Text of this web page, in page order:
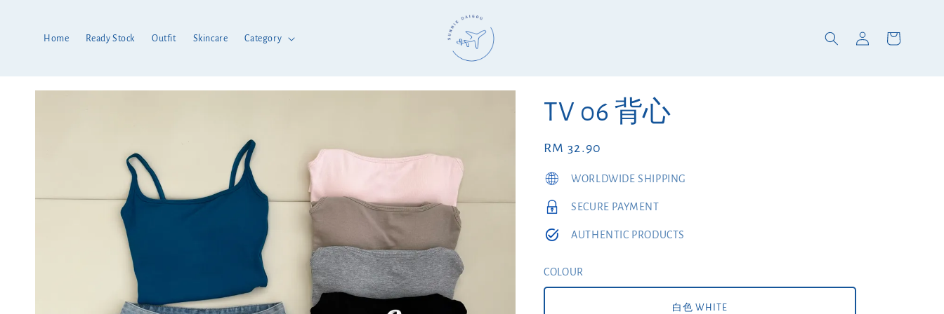
Home Ready Stock Outfit Skincare Category
TV 06 背心
Regular
price
RM 32.90
WORLDWIDE SHIPPING
SECURE PAYMENT
AUTHENTIC PRODUCTS
COLOUR
白色 WHITE